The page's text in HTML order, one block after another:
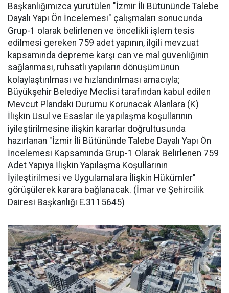
Başkanlığımızca yürütülen "İzmir İli Bütününde Talebe
Dayalı Yapı Ön İncelemesi" çalışmaları sonucunda
Grup-1 olarak belirlenen ve öncelikli işlem tesis
edilmesi gereken 759 adet yapının, ilgili mevzuat
kapsamında depreme karşı can ve mal güvenliğinin
sağlanması, ruhsatlı yapıların dönüşümünün
kolaylaştırılması ve hızlandırılması amacıyla;
Büyükşehir Belediye Meclisi tarafından kabul edilen
Mevcut Plandaki Durumu Korunacak Alanlara (K)
İlişkin Usul ve Esaslar ile yapılaşma koşullarının
iyileştirilmesine ilişkin kararlar doğrultusunda
hazırlanan "İzmir İli Bütününde Talebe Dayalı Yapı Ön
İncelemesi Kapsamında Grup-1 Olarak Belirlenen 759
Adet Yapıya İlişkin Yapılaşma Koşullarının
İyileştirilmesi ve Uygulamalara İlişkin Hükümler"
görüşülerek karara bağlanacak. (İmar ve Şehircilik
Dairesi Başkanlığı E.3115645)